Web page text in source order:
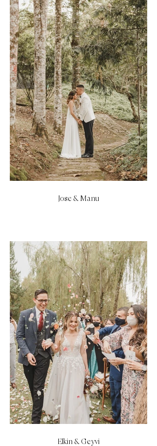
Jose & Manu
Elkin & Geyvi